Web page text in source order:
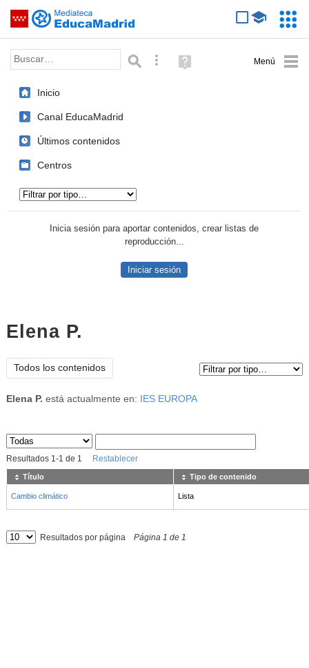
Saltar navegación
Palabra o frase: Búsqueda avanzada
Ayuda
(en
Inicio
Canal EducaMadrid
Últimos contenidos
Centros
Inicia sesión para aportar contenidos, crear listas de
reproducción...
Iniciar sesión
Elena P.
Todos los contenidos
Elena P. está actualmente en: IES EUROPA
Sus archivos
Resultados 1-1 de 1 Restablecer
Título Tipo de contenido
Cambio climático Lista
Resultados por página Página 1 de 1